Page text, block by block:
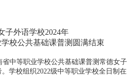
子外语学校2024年
校公共基础课普测圆满结束
省中等职业学校公共基础课普测常德女子
学校组织2022级中等职业学校全日制在